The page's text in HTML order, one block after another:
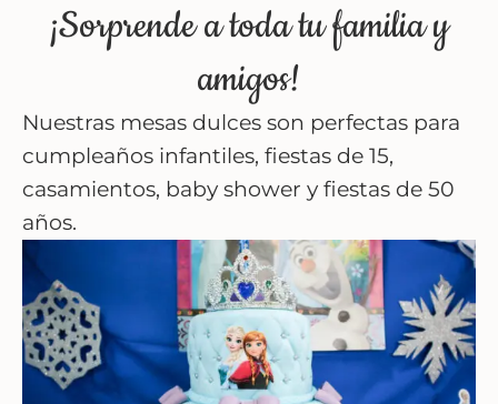
¡Sorprende a toda tu familia y
amigos!
Nuestras mesas dulces son perfectas para
cumpleaños infantiles, fiestas de 15,
casamientos, baby shower y fiestas de 50
años.